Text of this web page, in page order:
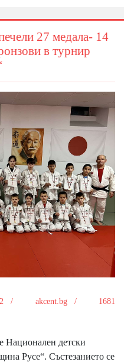
27 медала- 14
в турнир
/ akcent.bg / 1681
Национален детски
Русе“. Състезанието се